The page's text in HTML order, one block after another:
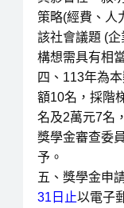
策略(經費、人
該社會議題 (
構想需具有相
四、113年為
額10名，採階
名及2萬元7名
獎學金審查委
予。
五、獎學金申
31日止以電子